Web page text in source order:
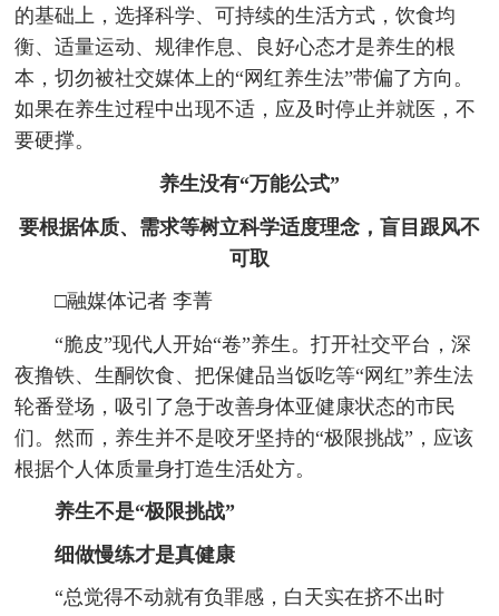
的基础上，选择科学、可持续的生活方式，饮食均
衡、适量运动、规律作息、良好心态才是养生的根
本，切勿被社交媒体上的“网红养生法”带偏了方向。
如果在养生过程中出现不适，应及时停止并就医，不
要硬撑。
养生没有“万能公式”
要根据体质、需求等树立科学适度理念，盲目跟风不
可取
□融媒体记者 李菁
“脆皮”现代人开始“卷”养生。打开社交平台，深
夜撸铁、生酮饮食、把保健品当饭吃等“网红”养生法
轮番登场，吸引了急于改善身体亚健康状态的市民
们。然而，养生并不是咬牙坚持的“极限挑战”，应该
根据个人体质量身打造生活处方。
养生不是“极限挑战”
细做慢练才是真健康
“总觉得不动就有负罪感，白天实在挤不出时